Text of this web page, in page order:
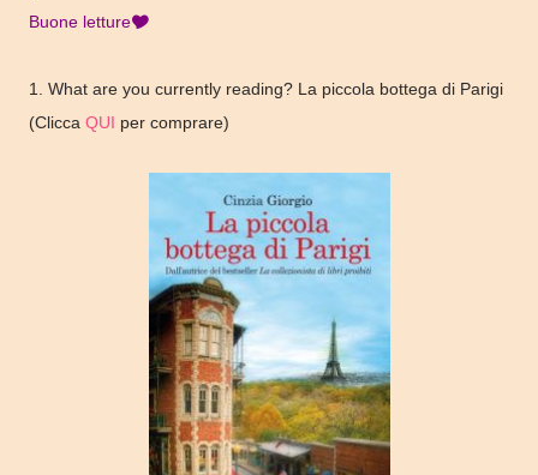
Buone letture🎔
1. What are you currently reading? La piccola bottega di Parigi
(Clicca QUI per comprare)